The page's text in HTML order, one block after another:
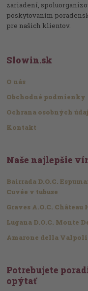
zariadení,
poskytovaním
pre našich klientov.
Slowin.sk
O nás
Obchodné podmienky
Ochrana osobných
Kontakt
Naše najlepšie
Bairrada D.O.C.
Cuvée v tubuse
Graves A.O.C.
Lugana D.O.C. Monte
Amarone della
Potrebujete
opýtať